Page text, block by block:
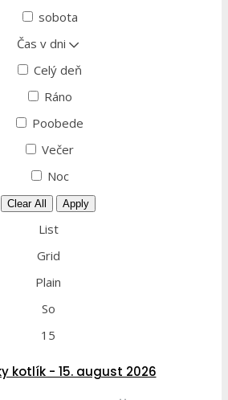
sobota
Čas v dni
Celý deň
Ráno
Poobede
Večer
Noc
Clear All Apply
List
Grid
Plain
So
15
kotlík - 15. august 2026